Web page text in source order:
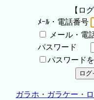
【ロ
ﾒｰﾙ・電話番号
メール・電
パスワード
パスワード
ガラホ・ガラケー・